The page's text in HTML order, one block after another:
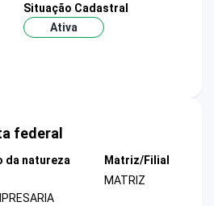
Situação Cadastral
Ativa
federal
da natureza
Matriz/Filial
MATRIZ